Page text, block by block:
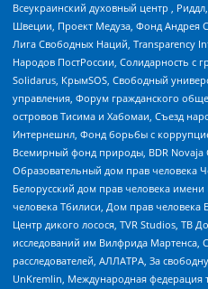
Всеукраинский духовный центр ,
Швеции, Проект Медуза, Фонд Андрея
Лига Свободных Наций, Transparеncy
Народов ПостРоссии, Солидарность с
Solidarus, КрымSOS, Свободный
управления, Форум гражданского
островов Тисима и Хабомаи, Съезд
Интернешнл, Фонд борьбы с
Всемирный фонд природы, BDR Novaja
Образовательный дом прав человека
Белорусский дом прав человека
человека Тбилиси, Дом прав
Центр дикого лосося, TVR Studios, ТВ
исследований им Вилфрида Мартенса,
расследователей, АЛЛАТРА, За
UnKremlin, Международная федерация